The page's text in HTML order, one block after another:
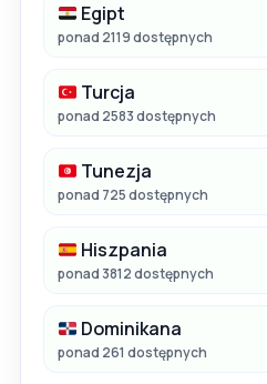
Egipt
ponad 2119 dostępnych
Turcja
ponad 2583 dostępnych
Tunezja
ponad 725 dostępnych
Hiszpania
ponad 3812 dostępnych
Dominikana
ponad 261 dostępnych